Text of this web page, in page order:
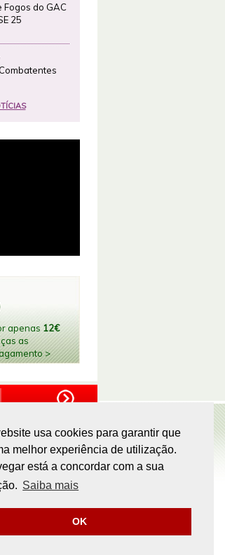
usa cookies para garantir que
melhor experiência de utilização.
está a concordar com a sua
Saiba mais
OK
do GAC
25
apenas 12€
as
>
ONLINE